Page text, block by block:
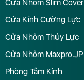
Cửa Nhôm Slim Cover
Cửa Kính Cường Lực
Cửa Nhôm Thủy Lực
Cửa Nhôm Maxpro.JP
Phòng Tắm Kính